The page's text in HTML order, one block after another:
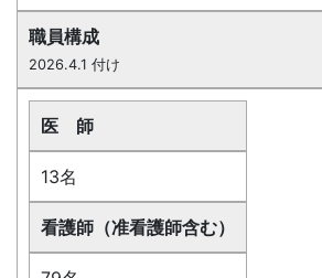
職員構成
2026.4.1 付け
医 師
13名
看護師（准看護師含む）